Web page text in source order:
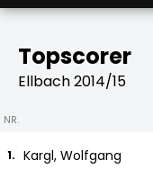
Topscorer
Ellbach 2014/15
NR.
1. Kargl, Wolfgang